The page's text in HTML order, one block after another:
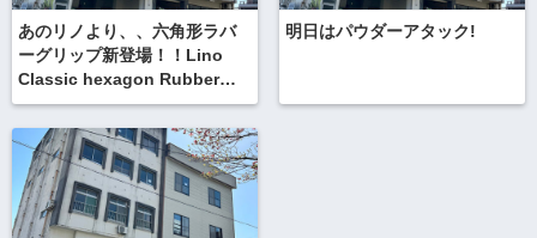
あのリノより、、六角形ラバ
ーグリップ新登場！！Lino
Classic hexagon Rubber
Grips
明日はパウダーアタック!